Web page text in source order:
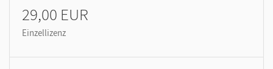
29,00 EUR
Einzellizenz